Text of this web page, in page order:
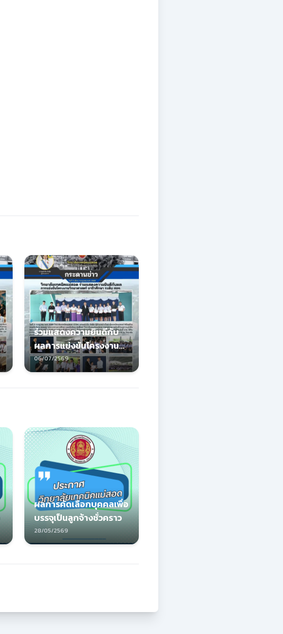
ร่วมแสดงความยินดีกับ
ผลการแข่งขันโครงงาน
วิทยาศาสตร์อาชีวศึกษา
ระดับอาชีวศึกษา (สอจ.)
06/07/2569
ผลการคัดเลือกบุคคลเพื่อ
บรรจุเป็นลูกจ้างชั่วคราว
28/05/2569